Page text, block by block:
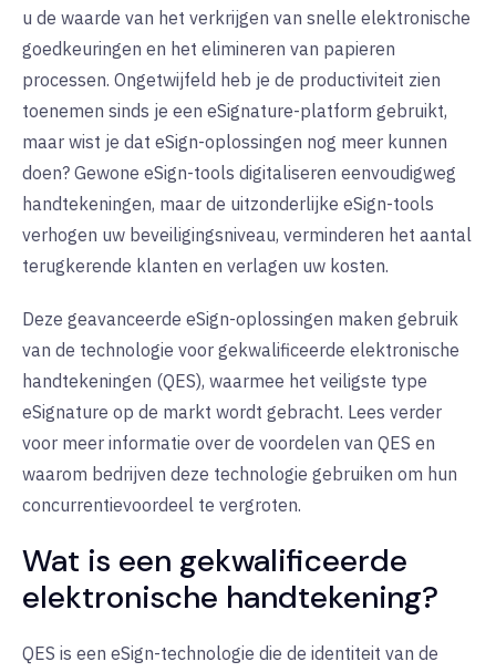
u de waarde van het verkrijgen van snelle elektronische
goedkeuringen en het elimineren van papieren
processen. Ongetwijfeld heb je de productiviteit zien
toenemen sinds je een eSignature-platform gebruikt,
maar wist je dat eSign-oplossingen nog meer kunnen
doen? Gewone eSign-tools digitaliseren eenvoudigweg
handtekeningen, maar de uitzonderlijke eSign-tools
verhogen uw beveiligingsniveau, verminderen het aantal
terugkerende klanten en verlagen uw kosten.
Deze geavanceerde eSign-oplossingen maken gebruik
van de technologie voor gekwalificeerde elektronische
handtekeningen (QES), waarmee het veiligste type
eSignature op de markt wordt gebracht. Lees verder
voor meer informatie over de voordelen van QES en
waarom bedrijven deze technologie gebruiken om hun
concurrentievoordeel te vergroten.
Wat is een gekwalificeerde
elektronische handtekening?
QES is een eSign-technologie die de identiteit van de